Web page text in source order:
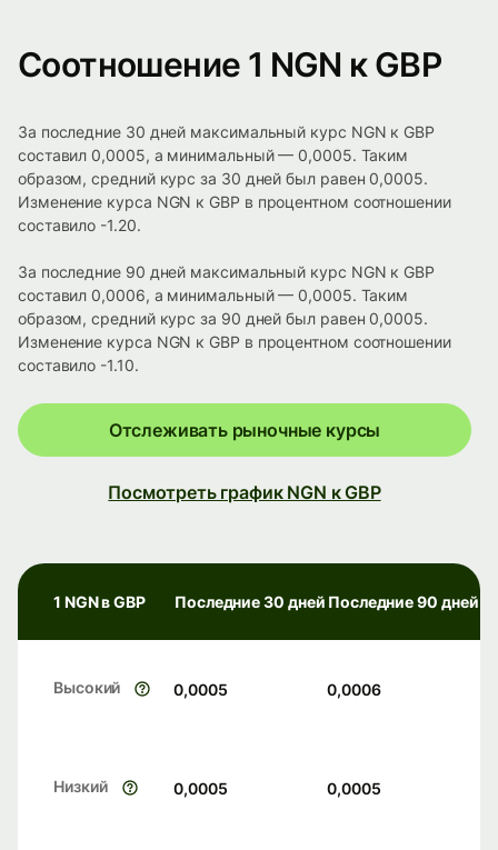
Соотношение 1 NGN к GBP
За последние 30 дней максимальный курс NGN к GBP
составил 0,0005, а минимальный — 0,0005. Таким
образом, средний курс за 30 дней был равен 0,0005.
Изменение курса NGN к GBP в процентном соотношении
составило -1.20.
За последние 90 дней максимальный курс NGN к GBP
составил 0,0006, а минимальный — 0,0005. Таким
образом, средний курс за 90 дней был равен 0,0005.
Изменение курса NGN к GBP в процентном соотношении
составило -1.10.
Отслеживать рыночные курсы
Посмотреть график NGN к GBP
1 NGN в GBP Последние 30 дней Последние 90 дней
Высокий 0,0005 0,0006
Низкий 0,0005 0,0005